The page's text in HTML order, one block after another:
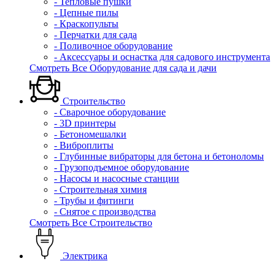
- Цепные пилы
- Краскопульты
- Перчатки для сада
- Поливочное оборудование
- Аксессуары и оснастка для садового инструмента
Смотреть Все Оборудование для сада и дачи
Строительство
- Сварочное оборудование
- 3D принтеры
- Бетономешалки
- Виброплиты
- Глубинные вибраторы для бетона и бетоноломы
- Грузоподъемное оборудование
- Насосы и насосные станции
- Строительная химия
- Трубы и фитинги
- Снятое с производства
Смотреть Все Строительство
Электрика